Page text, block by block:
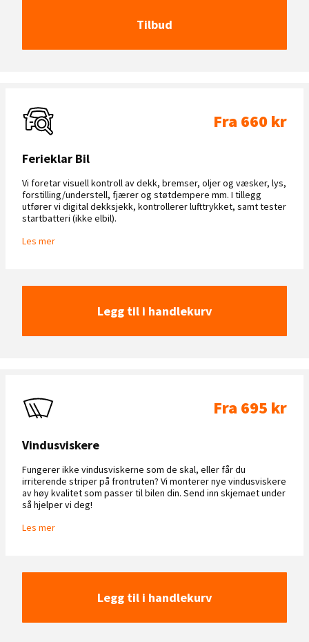
Tilbud
Ferieklar Bil
Fra 660 kr
Vi foretar visuell kontroll av dekk, bremser, oljer og væsker, lys,
forstilling/understell, fjærer og støtdempere mm. I tillegg
utfører vi digital dekksjekk, kontrollerer lufttrykket, samt tester
startbatteri (ikke elbil).
Les mer
Legg til i handlekurv
Vindusviskere
Fra 695 kr
Fungerer ikke vindusviskerne som de skal, eller får du
irriterende striper på frontruten? Vi monterer nye vindusviskere
av høy kvalitet som passer til bilen din. Send inn skjemaet under
så hjelper vi deg!
Les mer
Legg til i handlekurv